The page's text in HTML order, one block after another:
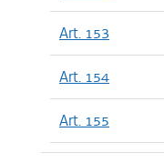
Art. 153
Art. 154
Art. 155